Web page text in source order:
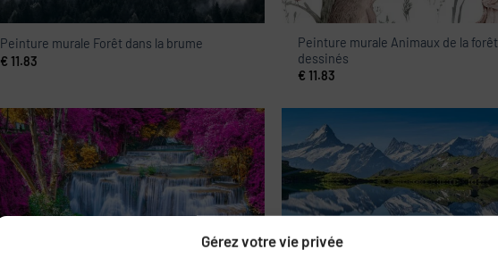
Gérez votre vie privée
Peinture murale Forêt dans la brume
€ 11.83
Peinture murale Animaux de la forêt
dessinés
€ 11.83